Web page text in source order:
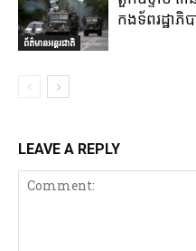
ព័ត៌មានអន្តរជាតិ
កងទ័ពរដ្ឋា
LEAVE A REPLY